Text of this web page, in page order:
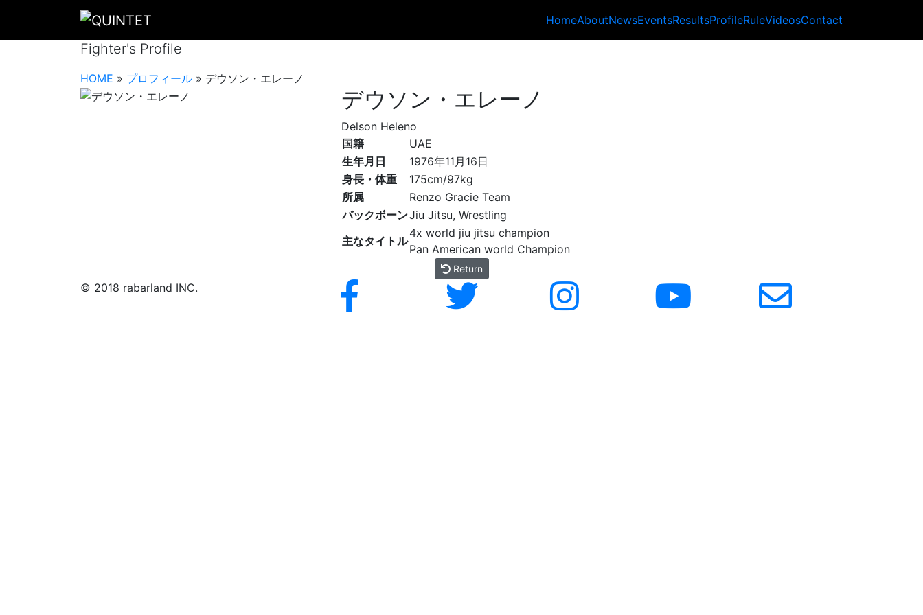
HomeAboutNewsEventsResultsProfileRuleVideosContact
選手プロフィール
Fighter's Profile
HOME » プロフィール » デウソン・エレーノ
デウソン・エレーノ
Delson Heleno
国籍
UAE
生年月日
1976年11月16日
身長・体重
175cm/97kg
所属
Renzo Gracie Team
バックボーンJiu Jitsu, Wrestling
主なタイトル
4x world jiu jitsu champion
Pan American world Champion
Return
© 2018 rabarland INC.